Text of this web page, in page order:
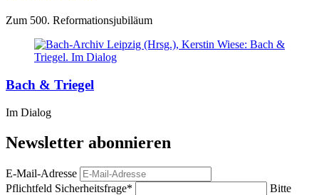
Zum 500. Reformationsjubiläum
Bach & Triegel
Im Dialog
Newsletter abonnieren
E-Mail-Adresse
Pflichtfeld Sicherheitsfrage*
Bitte